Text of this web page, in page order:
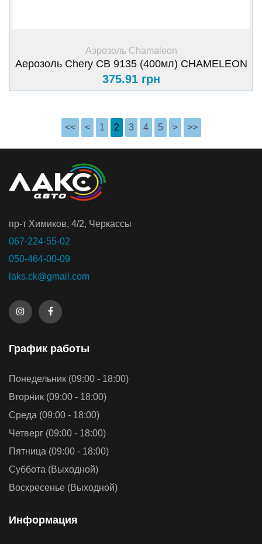
+ Купить
Аэрозоль Chamaleon
Аерозоль Chery CB 9135 (400мл) CHAMELEON
375.91 грн
<< < 1 2 3 4 5 > >>
пр-т Химиков, 4/2, Черкассы
067-224-55-02
050-464-00-09
laks.ck@gmail.com
График работы
Понедельник (09:00 - 18:00)
Вторник (09:00 - 18:00)
Среда (09:00 - 18:00)
Четверг (09:00 - 18:00)
Пятница (09:00 - 18:00)
Суббота (Выходной)
Воскресенье (Выходной)
Информация